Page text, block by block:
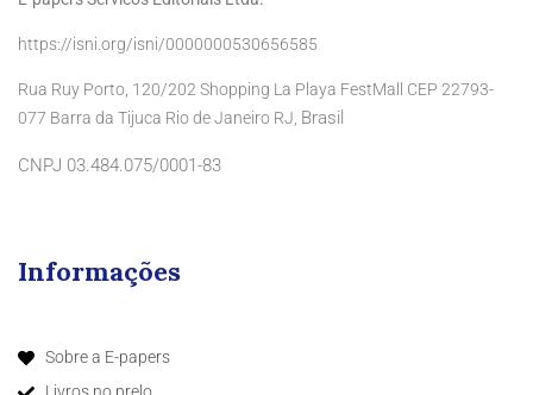
https://isni.org/isni/0000000530656585
Rua Ruy Porto, 120/202 Shopping La Playa FestMall CEP 22793-
077 Barra da Tijuca Rio de Janeiro RJ, Brasil
CNPJ 03.484.075/0001-83
Informações
Sobre a E-papers